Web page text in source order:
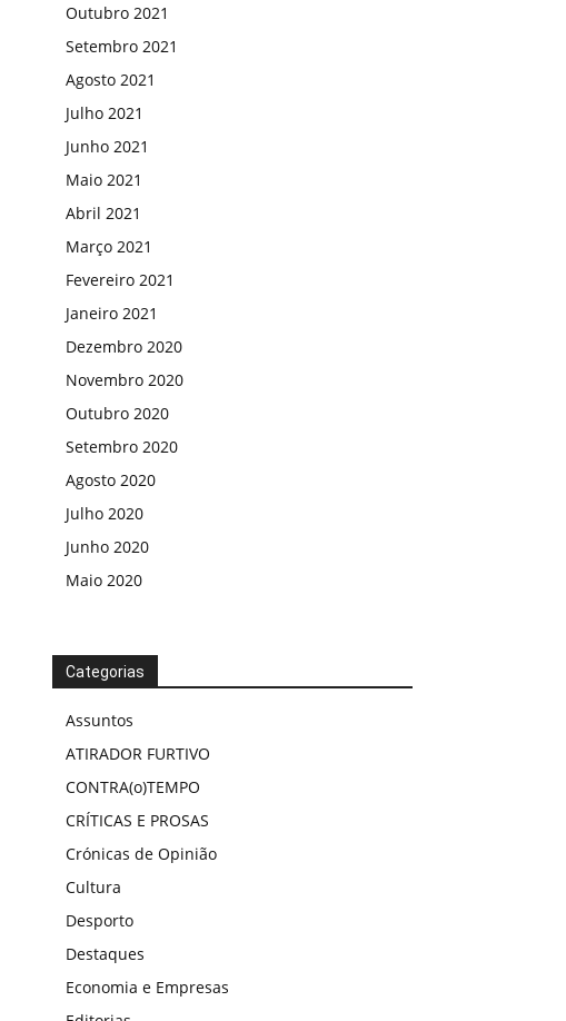
Outubro 2021
Setembro 2021
Agosto 2021
Julho 2021
Junho 2021
Maio 2021
Abril 2021
Março 2021
Fevereiro 2021
Janeiro 2021
Dezembro 2020
Novembro 2020
Outubro 2020
Setembro 2020
Agosto 2020
Julho 2020
Junho 2020
Maio 2020
Categorias
Assuntos
ATIRADOR FURTIVO
CONTRA(o)TEMPO
CRÍTICAS E PROSAS
Crónicas de Opinião
Cultura
Desporto
Destaques
Economia e Empresas